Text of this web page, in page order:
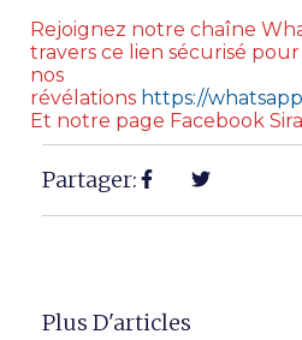
Rejoignez notre chaîne
travers ce lien sécurisé
nos
révélations https://
Et notre page Facebook
Partager:
Plus D'articles